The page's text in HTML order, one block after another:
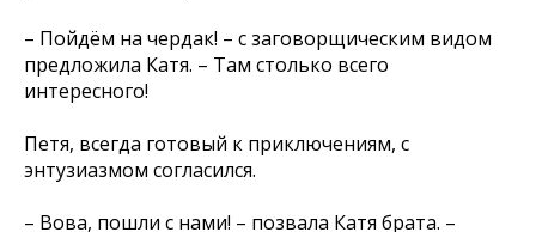
– Пойдём на чердак! – с заговорщическим видом
предложила Катя. – Там столько всего
интересного!
Петя, всегда готовый к приключениям, с
энтузиазмом согласился.
– Вова, пошли с нами! – позвала Катя брата. –